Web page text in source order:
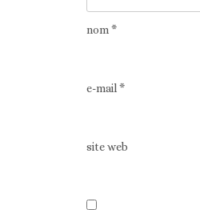
nom*
e-mail*
site web